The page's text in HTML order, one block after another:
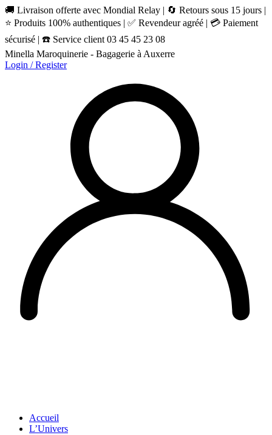
🚚 Livraison offerte avec Mondial Relay | 🔄 Retours sous 15 jours |
⭐ Produits 100% authentiques | ✅ Revendeur agréé | 💳 Paiement
sécurisé | ☎️ Service client 03 45 45 23 08
Minella Maroquinerie - Bagagerie à Auxerre
Login / Register
Accueil
L’Univers